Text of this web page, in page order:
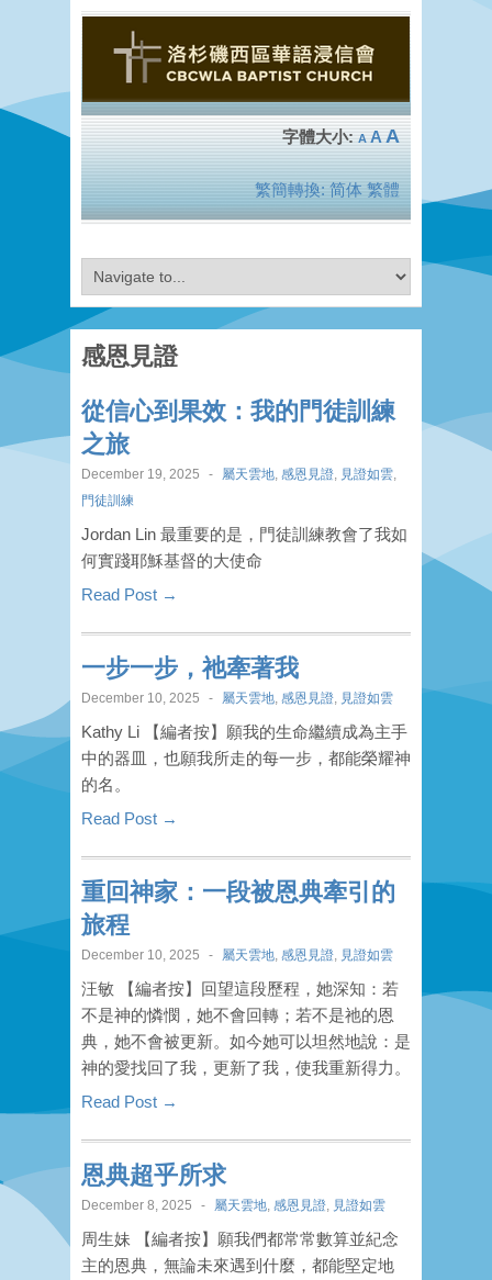
A A A
繁簡轉換: 简体 繁體
感恩見證
從信心到果效：我的門徒訓練
之旅
December 19, 2025 - 屬天雲地 感恩見證 見證如雲
門徒訓練
Jordan Lin 最重要的是，門徒訓練教會了我如
何實踐耶穌基督的大使命
Read Post →
一步一步，祂牽著我
December 10, 2025 - 屬天雲地 感恩見證 見證如雲
Kathy Li 【編者按】願我的生命繼續成為主手
中的器皿，也願我所走的每一步，都能榮耀神
的名。
Read Post →
重回神家：一段被恩典牽引的
旅程
December 10, 2025 - 屬天雲地 感恩見證 見證如雲
汪敏 【編者按】回望這段歷程，她深知：若
不是神的憐憫，她不會回轉；若不是祂的恩
典，她不會被更新。如今她可以坦然地說：是
神的愛找回了我，更新了我，使我重新得力。
Read Post →
恩典超乎所求
December 8, 2025 - 屬天雲地 感恩見證 見證如雲
周生妹 【編者按】願我們都常常數算並紀念
主的恩典，無論未來遇到什麼，都能堅定地